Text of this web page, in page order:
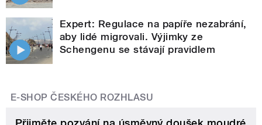
Expert: Regulace na papíře nezabrání,
aby lidé migrovali. Výjimky ze
Schengenu se stávají pravidlem
E-SHOP ČESKÉHO ROZHLASU